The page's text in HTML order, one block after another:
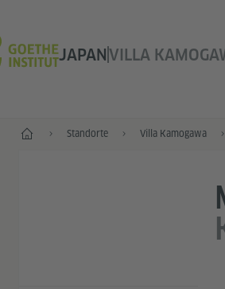
JAPANVILLA
Start Standorte Villa Kamogawa